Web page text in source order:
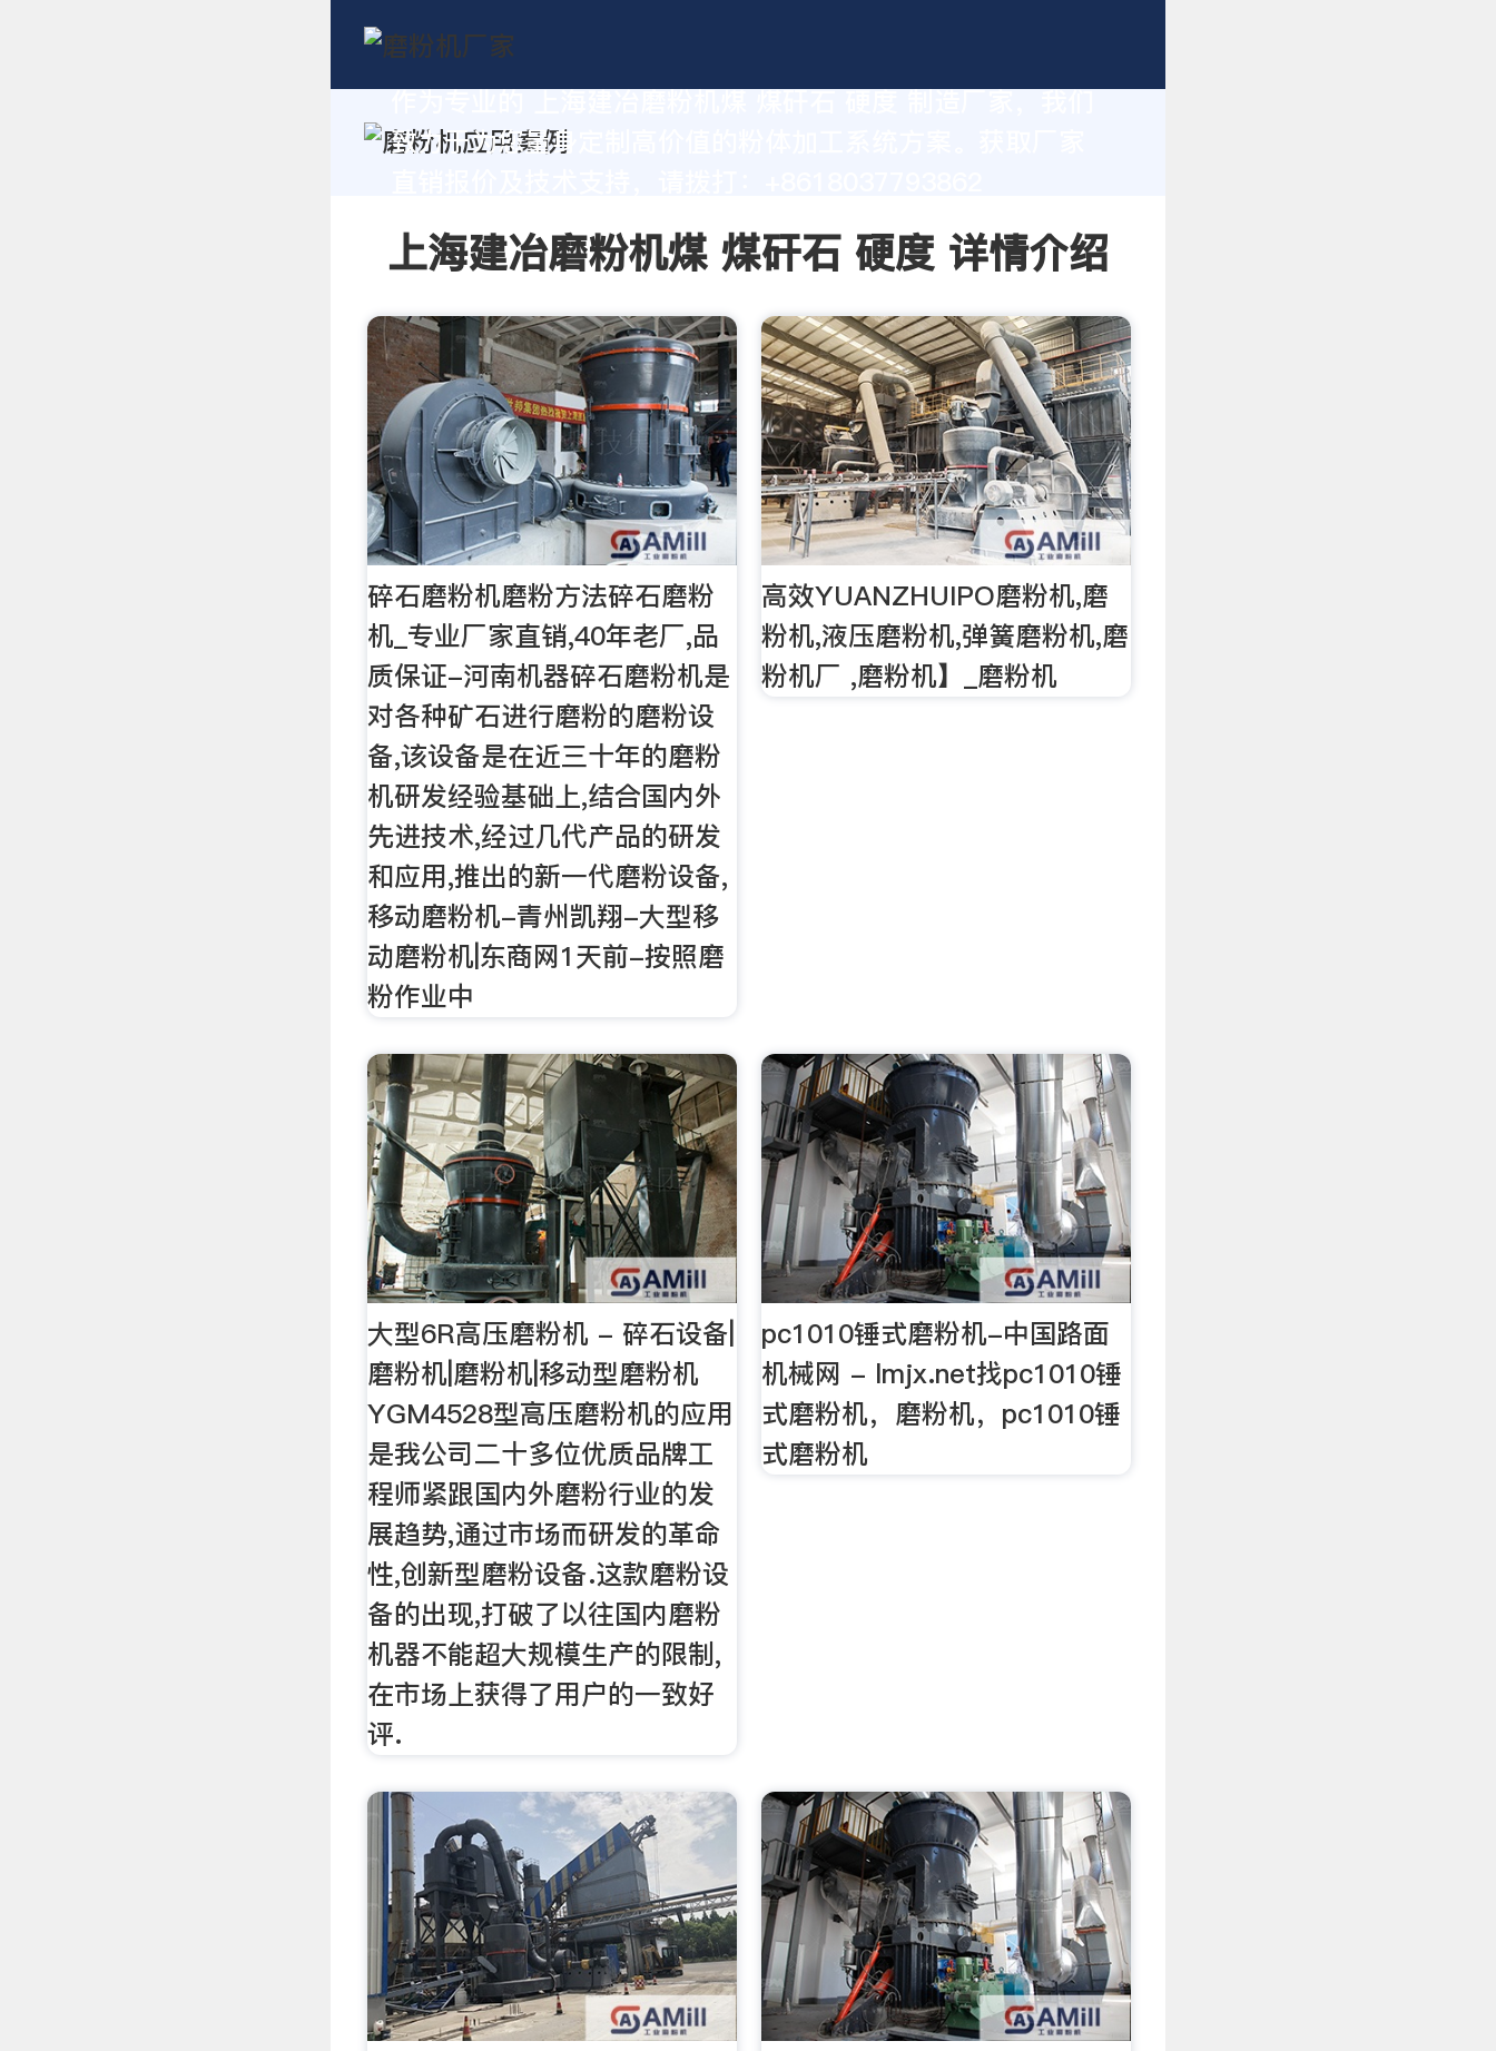
致力于为您量身定制高价值的粉体加工系统方案。获取厂家
上海建冶磨粉机煤 煤矸石 硬度 详情介绍
碎石磨粉机磨粉方法碎石磨粉
机_专业厂家直销,40年老厂,品
质保证-河南机器碎石磨粉机是
对各种矿石进行磨粉的磨粉设
备,该设备是在近三十年的磨粉
机研发经验基础上,结合国内外
先进技术,经过几代产品的研发
和应用,推出的新一代磨粉设备,
移动磨粉机-青州凯翔-大型移
动磨粉机|东商网1天前-按照磨
粉作业中
高效YUANZHUIPO磨粉机,磨
粉机,液压磨粉机,弹簧磨粉机,磨
粉机厂 ,磨粉机】_磨粉机
大型6R高压磨粉机 - 碎石设备|
磨粉机|磨粉机|移动型磨粉机
YGM4528型高压磨粉机的应用
是我公司二十多位优质品牌工
程师紧跟国内外磨粉行业的发
展趋势,通过市场而研发的革命
性,创新型磨粉设备.这款磨粉设
备的出现,打破了以往国内磨粉
机器不能超大规模生产的限制,
在市场上获得了用户的一致好
评.
pc1010锤式磨粉机-中国路面
机械网 - lmjx.net找pc1010锤
式磨粉机，磨粉机，pc1010锤
式磨粉机